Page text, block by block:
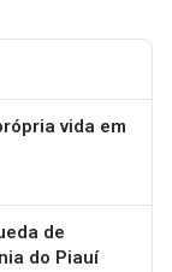
vida em
de
do Piauí